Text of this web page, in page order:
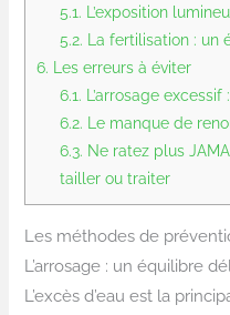
5.1. L’exposition
5.2. La fertilisation : un
6. Les erreurs à éviter
6.1. L’arrosage
6.2. Le manque de
6.3. Ne ratez plus
tailler ou traiter
Les méthodes de
L’arrosage : un équilibre
L’excès d’eau est la